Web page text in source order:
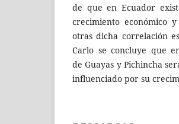
de que en Ecuador
crecimiento económico
otras dicha correlación
Carlo se concluye que
de Guayas y Pichincha
influenciado por su